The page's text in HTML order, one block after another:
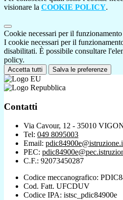
visionare la COOKIE POLICY.
Cookie necessari per il funzionamento
I cookie necessari per il
disabilitati. È possibile consultare
policy.
Accetta tutti Salva le preferenze
Contatti
Via Cavour, 12 - 35010
Tel: 049 8095003
Email:
PEC:
C.F.: 92073450287
Codice meccanografico:
Cod. Fatt. UFCDUV
Codice IPA: istsc_pdic84900e